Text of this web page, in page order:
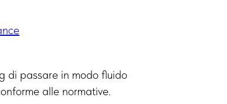
di passare in modo fluido
alle normative.